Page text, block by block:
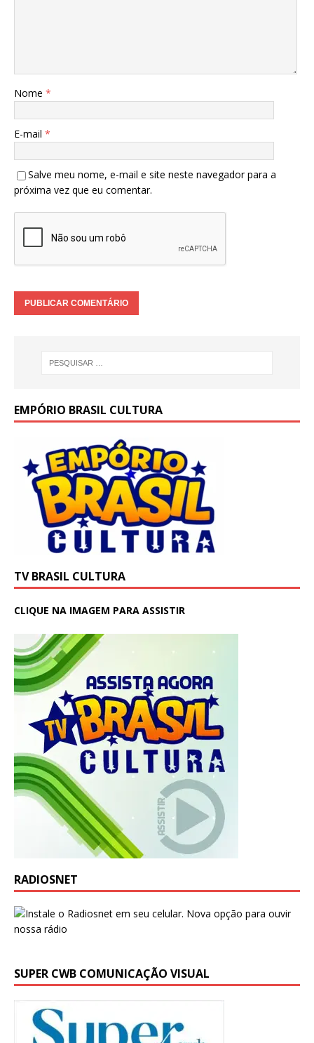
Nome *
E-mail *
Salve meu nome, e-mail e site neste navegador para a
próxima vez que eu comentar.
EMPÓRIO BRASIL CULTURA
TV BRASIL CULTURA
CLIQUE NA IMAGEM PARA ASSISTIR
RADIOSNET
SUPER CWB COMUNICAÇÃO VISUAL